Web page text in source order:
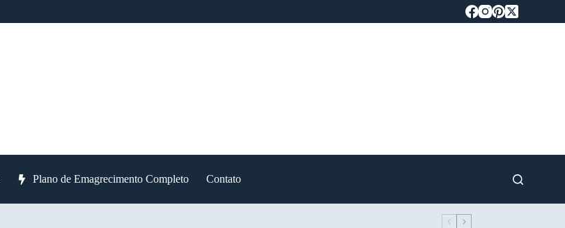
Plano de Emagrecimento Completo Contato